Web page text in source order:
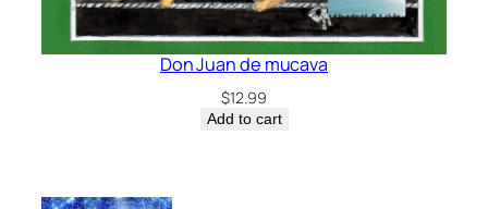
Don Juan de mucava
$12.99
Add to cart